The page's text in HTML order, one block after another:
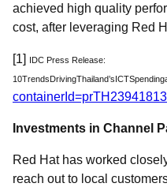
achieved high quality
cost, after leveraging Red
[1] IDC Press Release:
10TrendsDrivingThailand’sICTSpending
Investments in Channel
Red Hat has worked
reach out to local